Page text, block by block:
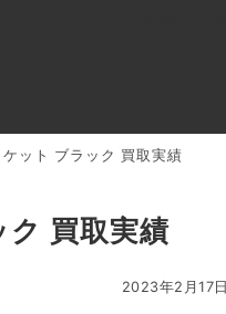
ット ブラック 買取実績
買取実績
2023年2月17日